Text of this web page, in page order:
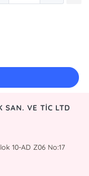
SAN. VE TİC LTD
10-AD Z06 No:17